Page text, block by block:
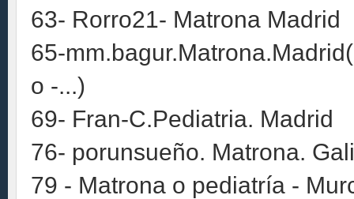
63- Rorro21- Matrona Madrid
65-
o -...)
69- Fran-C.Pediatria. Madrid
76- porunsueño. Matrona.
79 - Matrona o pediatría -